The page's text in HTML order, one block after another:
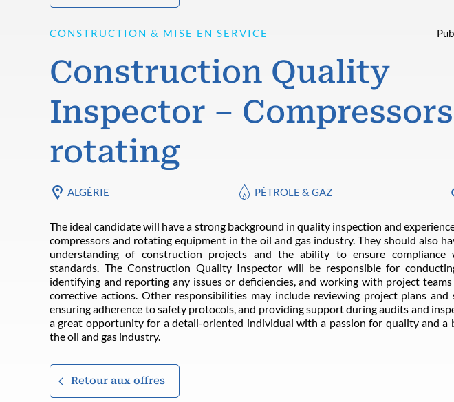
CONSTRUCTION & MISE EN SERVICE
Construction Quality
Inspector –
rotating
ALGÉRIE PÉTROLE & GAZ
The ideal candidate will have a strong background in quality inspection and
compressors and rotating equipment in the oil and gas industry. They should also
understanding of construction projects and the ability to ensure compliance
standards. The Construction Quality Inspector will be responsible for
identifying and reporting any issues or deficiencies, and working with project
corrective actions. Other responsibilities may include reviewing project plans and
ensuring adherence to safety protocols, and providing support during audits and
a great opportunity for a detail-oriented individual with a passion for quality and a
the oil and gas industry.
Retour aux offres